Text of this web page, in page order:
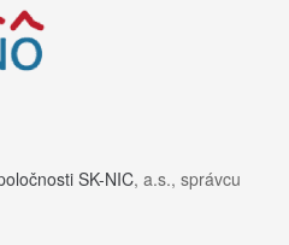
SK-NIC, a.s., správcu